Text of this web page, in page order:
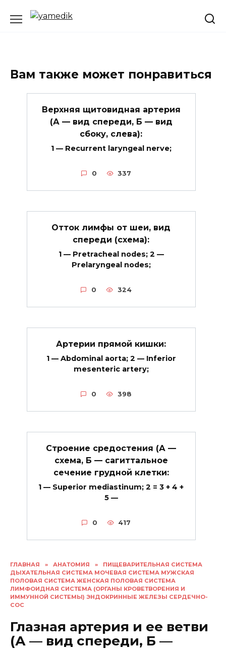
ГЛАВНАЯ » АНАТОМИЯ »
ПИЩЕВАРИТЕЛЬНАЯ СИСТЕМА
ДЫХАТЕЛЬНАЯ СИСТЕМА МОЧЕВАЯ СИСТЕМА МУЖСКАЯ
ПОЛОВАЯ СИСТЕМА ЖЕНСКАЯ ПОЛОВАЯ СИСТЕМА
ЛИМФОИДНАЯ СИСТЕМА (ОРГАНЫ КРОВЕТВОРЕНИЯ И
ИММУННОЙ СИСТЕМЫ) ЭНДОКРИННЫЕ ЖЕЛЕЗЫ СЕРДЕЧНО-
СОС
Глазная артерия и ее ветви
(А — вид спереди, Б —
Вам также может понравиться
Верхняя щитовидная артерия
(А — вид спереди, Б — вид
сбоку, слева):
1 — Recurrent laryngeal nerve;
0 337
Отток лимфы от шеи, вид
спереди (схема):
1 — Pretracheal nodes; 2 —
Prelaryngeal nodes;
0 324
Артерии прямой кишки:
1 — Abdominal aorta; 2 — Inferior
mesenteric artery;
0 398
Строение средостения (А —
схема, Б — сагиттальное
сечение грудной клетки:
1 — Superior mediastinum; 2 = 3 + 4 +
5 —
0 417